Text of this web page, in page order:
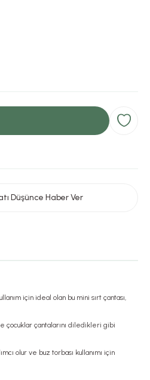
Düşünce Haber Ver
için ideal olan bu mini sırt çantası,
çocuklar çantalarını diledikleri gibi
olur ve buz torbası kullanımı için